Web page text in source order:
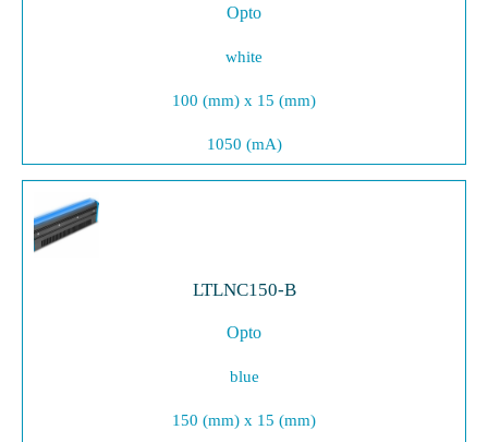
Opto
white
100 (mm) x 15 (mm)
1050 (mA)
LTLNC150-B
Opto
blue
150 (mm) x 15 (mm)